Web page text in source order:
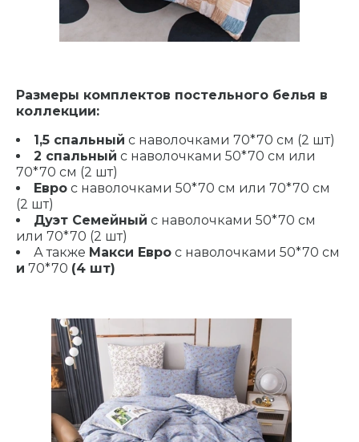
Размеры комплектов постельного белья в
коллекции:
1,5 спальный с наволочками 70*70 см (2 шт)
2 спальный с наволочками 50*70 см или
70*70 см (2 шт)
Евро с наволочками 50*70 см или 70*70 см
(2 шт)
Дуэт Семейный с наволочками 50*70 см
или 70*70 (2 шт)
А также Макси Евро с наволочками 50*70 см
и 70*70 (4 шт)